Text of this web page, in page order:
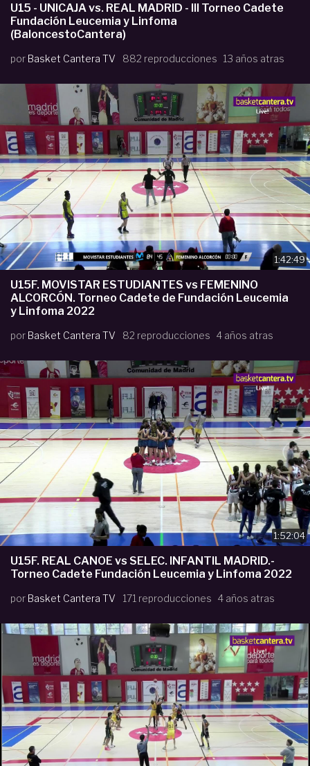
U15 - UNICAJA vs. REAL MADRID - III Torneo Cadete
Fundación Leucemia y Linfoma
(BaloncestoCantera)
por Basket Cantera TV 882 reproducciones 13 años atras
1:42:49
U15F. MOVISTAR ESTUDIANTES vs FEMENINO
ALCORCÓN. Torneo Cadete de Fundación Leucemia
y Linfoma 2022
por Basket Cantera TV 82 reproducciones 4 años atras
1:52:04
U15F. REAL CANOE vs SELEC. INFANTIL MADRID.-
Torneo Cadete Fundación Leucemia y Linfoma 2022
por Basket Cantera TV 171 reproducciones 4 años atras